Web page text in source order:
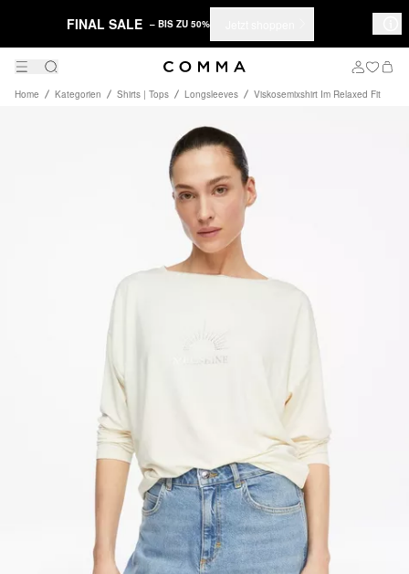
FINAL SALE – BIS ZU 50%
Home Kategorien Shirts | Tops Longsleeves Viskosemixshirt Im Relaxed Fit